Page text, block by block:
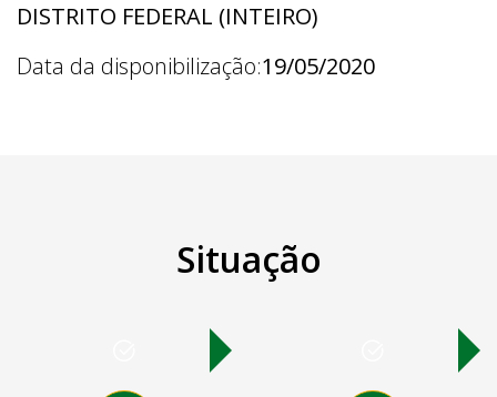
DISTRITO FEDERAL (INTEIRO)
Data da disponibilização:19/05/2020
Situação